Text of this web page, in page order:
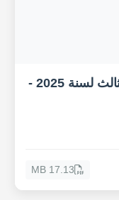
مجلة الألكسو الإعلامية - الثلاثي الثالث لسنة 2025 -
17.13 MB